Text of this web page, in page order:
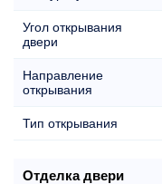
Угол открывания
двери
Направление
открывания
Тип открывания
Отделка двери